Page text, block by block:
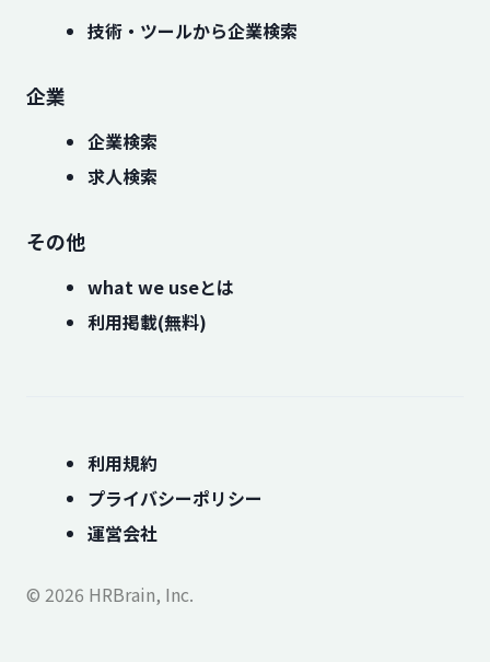
技術・ツールから企業検索
企業
企業検索
求人検索
その他
what we useとは
利用掲載(無料)
利用規約
プライバシーポリシー
運営会社
© 2026 HRBrain, Inc.